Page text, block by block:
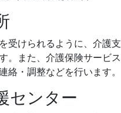
受けられるように、介護支
。また、介護保険サービス
絡・調整などを行います。
センター